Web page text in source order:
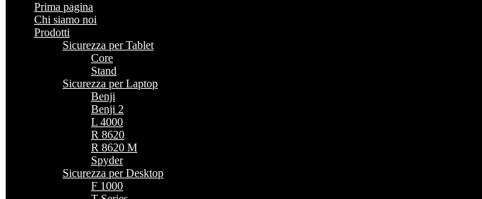
Prima pagina
Chi siamo noi
Prodotti
Sicurezza per Tablet
Core
Stand
Sicurezza per Laptop
Benji
Benji 2
L 4000
R 8620
R 8620 M
Spyder
Sicurezza per Desktop
F 1000